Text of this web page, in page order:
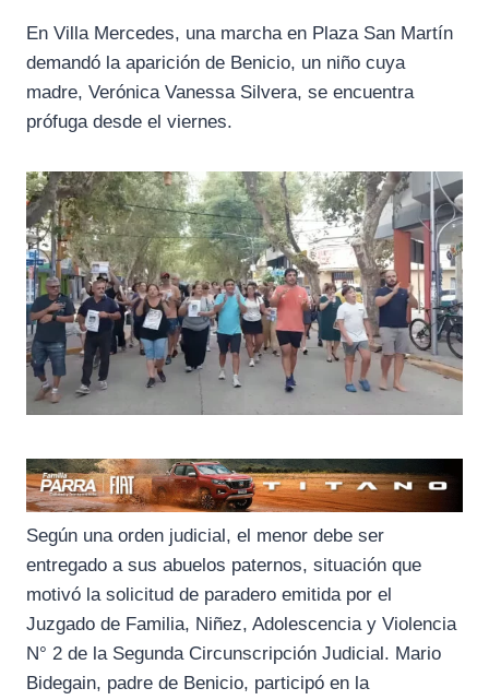
c
e
b
o
o
k
l
e
g
a
m
a
t
s
p
p
En Villa Mercedes, una marcha en Plaza San Martín
demandó la aparición de Benicio, un niño cuya
madre, Verónica Vanessa Silvera, se encuentra
prófuga desde el viernes.
Según una orden judicial, el menor debe ser
entregado a sus abuelos paternos, situación que
motivó la solicitud de paradero emitida por el
Juzgado de Familia, Niñez, Adolescencia y Violencia
N° 2 de la Segunda Circunscripción Judicial. Mario
Bidegain, padre de Benicio, participó en la